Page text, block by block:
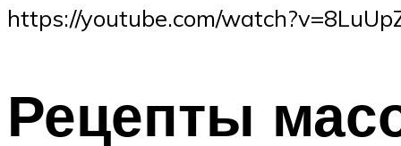
https://youtube.com/
Рецепты